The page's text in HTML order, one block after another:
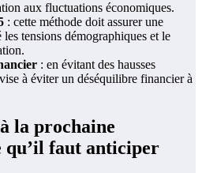
aux fluctuations économiques.
: cette méthode doit assurer une
tensions démographiques et le
: en évitant des hausses
à éviter un déséquilibre financier à
la prochaine
faut anticiper